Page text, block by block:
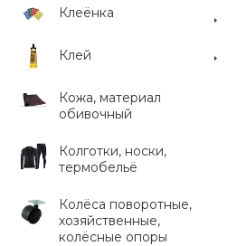
Клеёнка
Клей
Кожа, материал
обивочный
Колготки, носки,
термобельё
Колёса поворотные,
хозяйственные,
колёсные опоры